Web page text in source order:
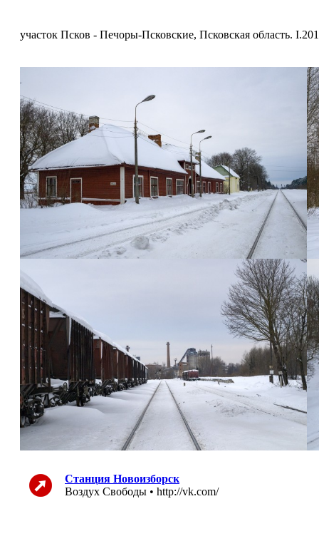
участок Псков - Печоры-Псковские, Псковская область.
Станция Новоизборск
Воздух Свободы • http://vk.com/